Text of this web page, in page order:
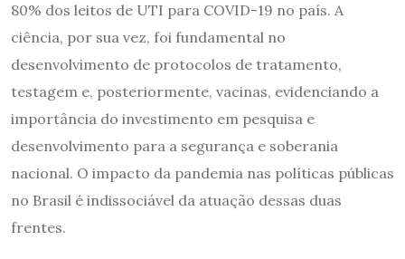
80% dos leitos de UTI para COVID-19 no país. A
ciência, por sua vez, foi fundamental no
desenvolvimento de protocolos de tratamento,
testagem e, posteriormente, vacinas, evidenciando a
importância do investimento em pesquisa e
desenvolvimento para a segurança e soberania
nacional. O impacto da pandemia nas políticas públicas
no Brasil é indissociável da atuação dessas duas
frentes.